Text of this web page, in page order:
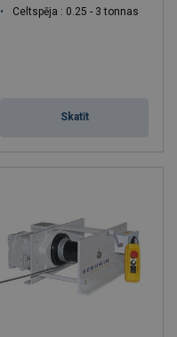
Celtspēja : 0.25 - 3 tonnas
Skatīt